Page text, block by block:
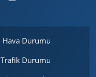
Hava Durumu
Trafik Durumu